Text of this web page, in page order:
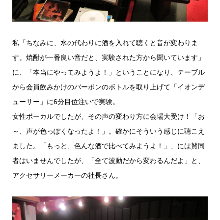
私「ちなみに、水の代わりに酒を入れて聴くと音が変わりま
す。焼酎が一番良い音だと、実験された方から聞いています」
に、「本当にやってみようよ！」ということになり、テーブル
から会員飲みかけのバーボンのボトルを取り上げて「イオンデ
ューサー」に6分目位注いで実験。
女性ボーカルでしたが、その声の変わり方に会場大受け！「お
～、声が色っぽくなったよ！」。確かにそういう感じに聴こえ
ました。「もっと、色んな酒で比べてみようよ！」、には賛同
者はいませんでしたが、「全て波動だから変わるんだよ」と、
アクセサリーメーカーの社長さん。